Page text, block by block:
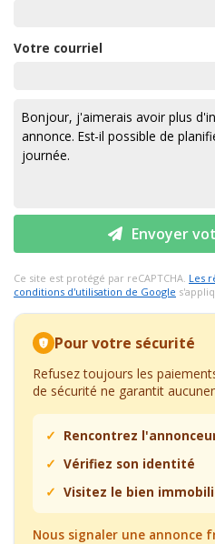
Votre courriel
Envoyer
Ce site est protégé par reCAPTCHA. Les
conditions d'utilisation de Google
Pour votre sécurité
Refusez toujours les
de sécurité ne garantit
Rencontrez
Vérifiez son identité
Visitez le bien
Nous signaler une annonce